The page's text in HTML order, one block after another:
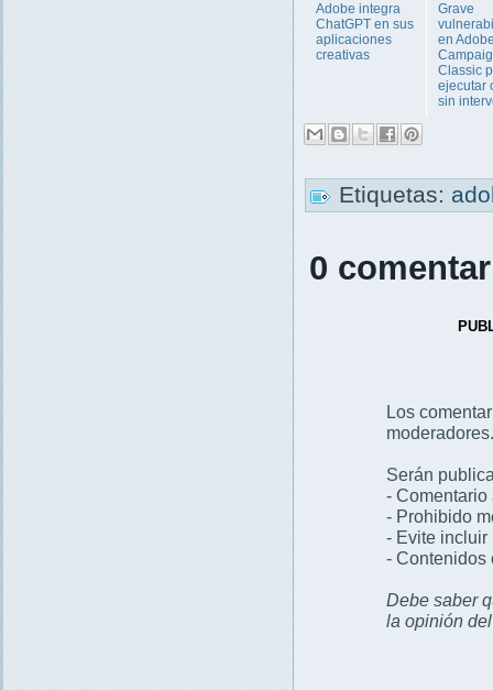
Adobe integra
ChatGPT en sus
aplicaciones
creativas
Grave
en
Classic
ejecutar
sin
Etiquetas:
0
Los
moderadores.
Serán
- Comentario
- Prohibido
- Evite incluir
- Contenidos
Debe saber
la opinión